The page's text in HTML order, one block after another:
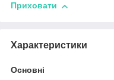
Приховати
Характеристики
Основні